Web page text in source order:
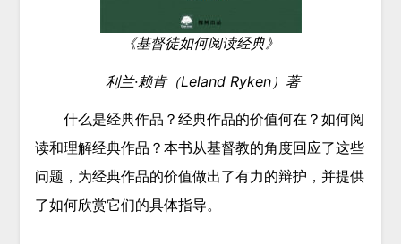
《基督徒如何阅读经典》
利兰·赖肯（Leland Ryken） 著
什么是经典作品？经典作品的价值何在？如何阅
读和理解经典作品？本书从基督教的角度回应了这些
问题，为经典作品的价值做出了有力的辩护，并提供
了如何欣赏它们的具体指导。